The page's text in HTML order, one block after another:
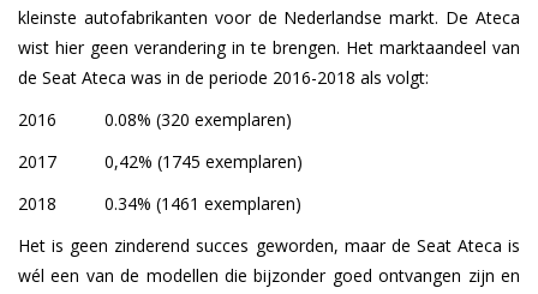
kleinste autofabrikanten voor de Nederlandse markt. De Ateca
wist hier geen verandering in te brengen. Het marktaandeel van
de Seat Ateca was in de periode 2016-2018 als volgt:
2016
0.08% (320 exemplaren)
2017
0,42% (1745 exemplaren)
2018
0.34% (1461 exemplaren)
Het is geen zinderend succes geworden, maar de Seat Ateca is
wél een van de modellen die bijzonder goed ontvangen zijn en